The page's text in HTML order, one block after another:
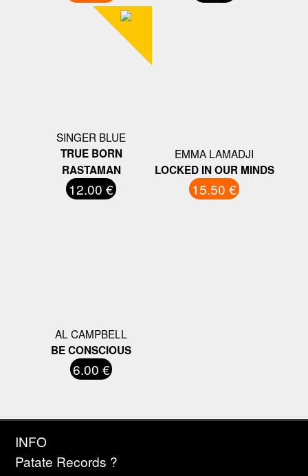
SINGER BLUE
TRUE BORN
RASTAMAN
12.00 €
EMMA LAMADJI
LOCKED IN OUR MINDS
15.50 €
AL CAMPBELL
BE CONSCIOUS
6.00 €
INFO
Patate Records ?